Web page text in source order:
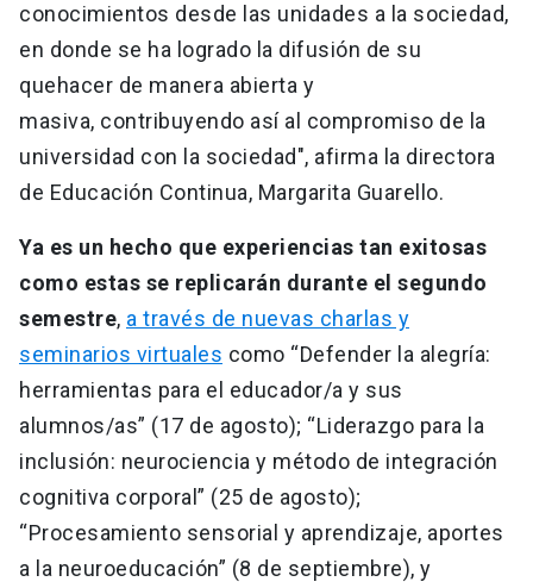
conocimientos desde las unidades a la sociedad,
en donde se ha logrado la difusión de su
quehacer de manera abierta y
masiva, contribuyendo así al compromiso de la
universidad con la sociedad", afirma la directora
de Educación Continua, Margarita Guarello.
Ya es un hecho que experiencias tan exitosas
como estas se replicarán durante el segundo
semestre, a través de nuevas charlas y
seminarios virtuales como “Defender la alegría:
herramientas para el educador/a y sus
alumnos/as” (17 de agosto); “Liderazgo para la
inclusión: neurociencia y método de integración
cognitiva corporal” (25 de agosto);
“Procesamiento sensorial y aprendizaje, aportes
a la neuroeducación” (8 de septiembre), y